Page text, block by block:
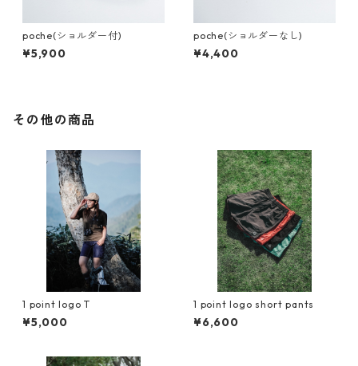
poche(ショルダー付)
¥5,900
poche(ショルダーなし)
¥4,400
その他の商品
1 point logo T
¥5,000
1 point logo short pants
¥6,600